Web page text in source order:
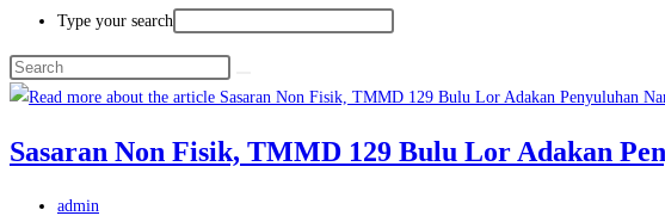
Type your search
Sasaran Non Fisik, TMMD 129 Bulu Lor Adakan
Post
admin